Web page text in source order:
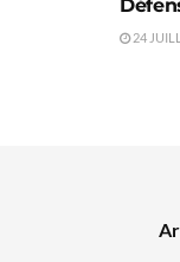
24